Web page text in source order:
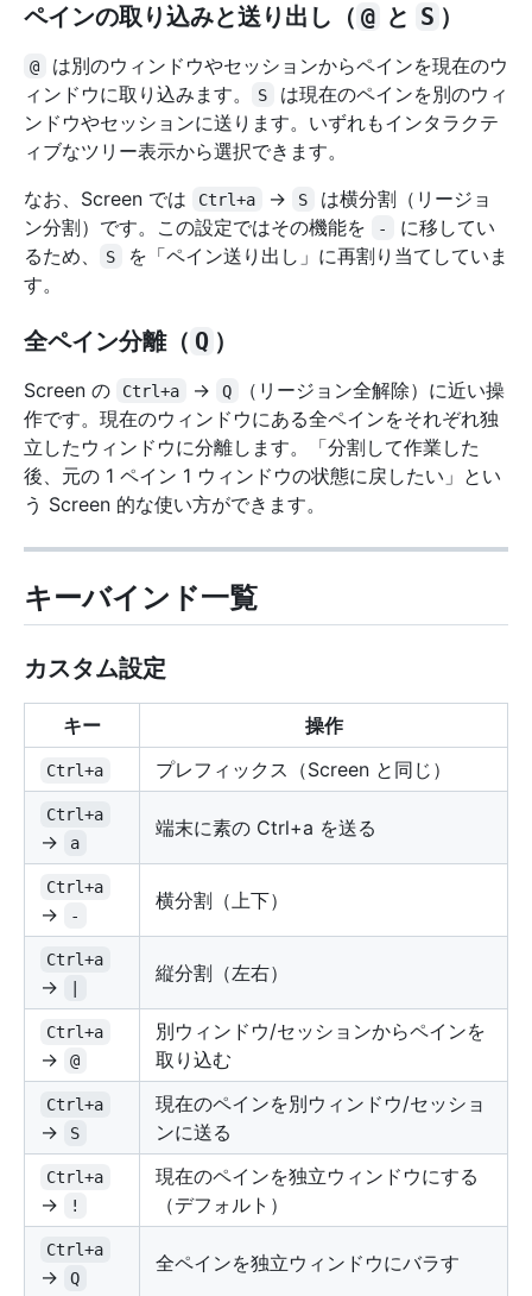
ペインの取り込みと送り出し（ @ と S ）
@
は別のウィンドウやセッションからペインを現在のウ
ィンドウに取り込みます。
S
は現在のペインを別のウィ
ンドウやセッションに送ります。いずれもインタラクテ
ィブなツリー表示から選択できます。
なお、Screen では
Ctrl+a → S
は横分割（リージョ
ン分割）です。この設定ではその機能を
-
に移してい
るため、
S
を「ペイン送り出し」に再割り当てしていま
す。
全ペイン分離（ Q ）
Screen の Ctrl+a → Q
（リージョン全解除）に近い操
作です。現在のウィンドウにある全ペインをそれぞれ独
立したウィンドウに分離します。「分割して作業した
後、元の 1 ペイン 1 ウィンドウの状態に戻したい」とい
う Screen 的な使い方ができます。
キーバインド一覧
カスタム設定
キー 操作
Ctrl+a プレフィックス（Screen と同じ）
Ctrl+a
→ a
端末に素の Ctrl+a を送る
Ctrl+a
→ -
横分割（上下）
Ctrl+a
→
縦分割（左右）
Ctrl+a
→ @
別ウィンドウ/セッションからペインを
取り込む
Ctrl+a
→ S
現在のペインを別ウィンドウ/セッショ
ンに送る
Ctrl+a
→ !
現在のペインを独立ウィンドウにする
（デフォルト）
Ctrl+a
→ Q
全ペインを独立ウィンドウにバラす